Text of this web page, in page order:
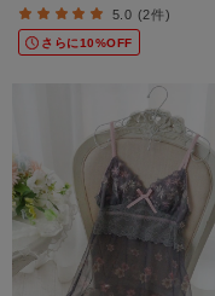
5.0 (2件)
さらに10%OFF